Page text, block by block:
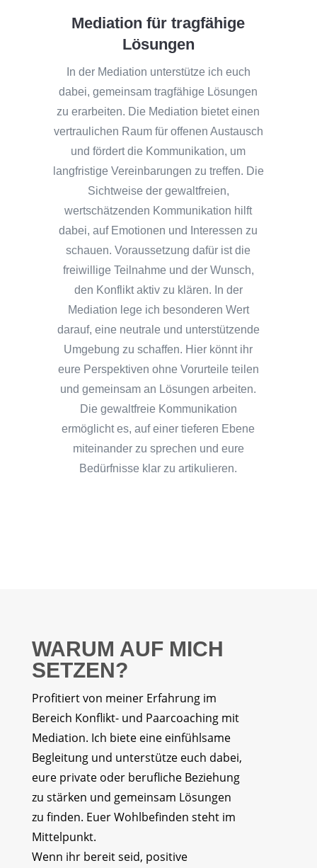
Mediation für tragfähige
Lösungen
In der Mediation unterstütze ich euch
dabei, gemeinsam tragfähige Lösungen
zu erarbeiten. Die Mediation bietet einen
vertraulichen Raum für offenen Austausch
und fördert die Kommunikation, um
langfristige Vereinbarungen zu treffen. Die
Sichtweise der gewaltfreien,
wertschätzenden Kommunikation hilft
dabei, auf Emotionen und Interessen zu
schauen. Voraussetzung dafür ist die
freiwillige Teilnahme und der Wunsch,
den Konflikt aktiv zu klären. In der
Mediation lege ich besonderen Wert
darauf, eine neutrale und unterstützende
Umgebung zu schaffen. Hier könnt ihr
eure Perspektiven ohne Vorurteile teilen
und gemeinsam an Lösungen arbeiten.
Die gewaltfreie Kommunikation
ermöglicht es, auf einer tieferen Ebene
miteinander zu sprechen und eure
Bedürfnisse klar zu artikulieren.
WARUM AUF MICH
SETZEN?
Profitiert von meiner Erfahrung im
Bereich Konflikt- und Paarcoaching mit
Mediation. Ich biete eine einfühlsame
Begleitung und unterstütze euch dabei,
eure private oder berufliche Beziehung
zu stärken und gemeinsam Lösungen
zu finden. Euer Wohlbefinden steht im
Mittelpunkt.
Wenn ihr bereit seid, positive